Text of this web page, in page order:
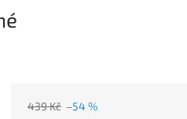
439 Kč –54 %